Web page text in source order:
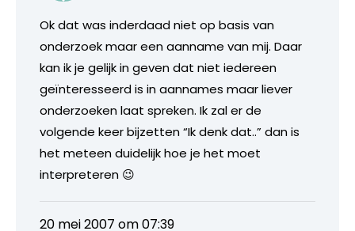
Ok dat was inderdaad niet op basis van
onderzoek maar een aanname van mij. Daar
kan ik je gelijk in geven dat niet iedereen
geïnteresseerd is in aannames maar liever
onderzoeken laat spreken. Ik zal er de
volgende keer bijzetten “Ik denk dat..” dan is
het meteen duidelijk hoe je het moet
interpreteren 😉
20 mei 2007 om 07:39